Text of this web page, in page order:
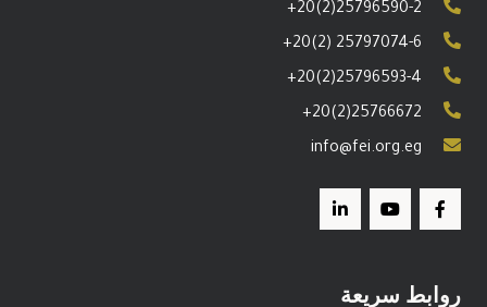
+20(2)25796590-2
+20(2) 25797074-6
+20(2)25796593-4
+20(2)25766672
info@fei.org.eg
روابط سريعة